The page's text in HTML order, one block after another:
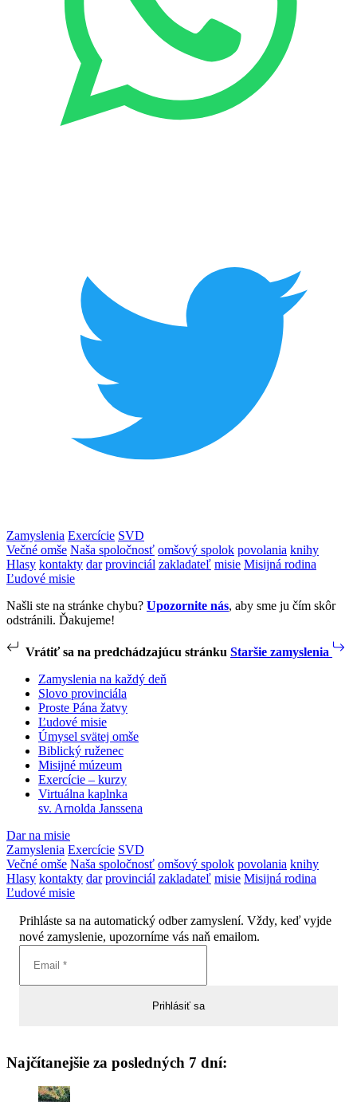
Zamyslenia Exercície SVD
Večné omše Naša spoločnosť omšový spolok povolania knihy
Hlasy kontakty dar provinciál zakladateľ misie Misijná rodina
Ľudové misie
Našli ste na stránke chybu? Upozornite nás, aby sme ju čím skôr
odstránili. Ďakujeme!
Vrátiť sa na predchádzajúcu stránku Staršie zamyslenia
Zamyslenia na každý deň
Slovo provinciála
Proste Pána žatvy
Ľudové misie
Úmysel svätej omše
Biblický ruženec
Misijné múzeum
Exercície – kurzy
Virtuálna kaplnka
sv. Arnolda Janssena
Dar na misie
Zamyslenia Exercície SVD
Večné omše Naša spoločnosť omšový spolok povolania knihy
Hlasy kontakty dar provinciál zakladateľ misie Misijná rodina
Ľudové misie
Prihláste sa na automatický odber zamyslení. Vždy, keď vyjde
nové zamyslenie, upozorníme vás naň emailom.
Najčítanejšie za posledných 7 dní: